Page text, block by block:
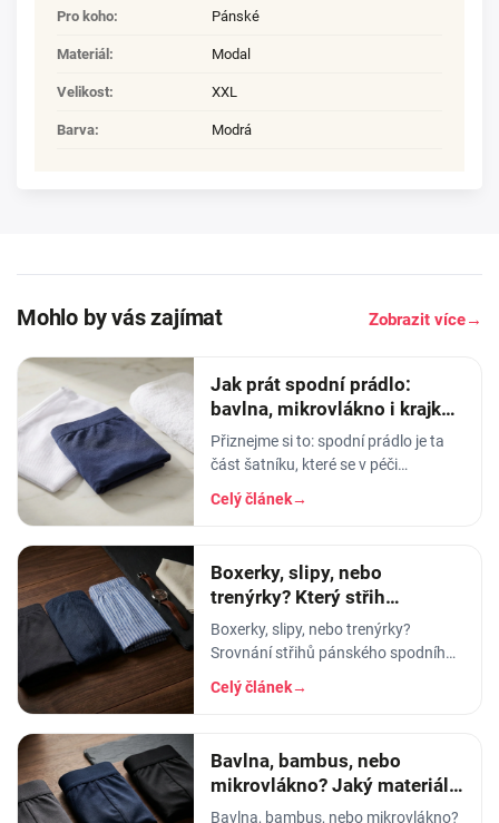
Pro koho: Pánské
Materiál : Modal
Velikost: XXL
Barva: Modrá
Mohlo by vás zajímat Zobrazit více→
Jak prát spodní prádlo:
bavlna, mikrovlákno i krajka,
aby vydrželo
Přiznejme si to: spodní prádlo je ta
část šatníku, které se v péči
věnujeme nejmíň. Hodíme ho do
pračky se vším ostatním, dáme
Celý článek→
Boxerky, slipy, nebo
trenýrky? Který střih
pánského prádla vybrat
Boxerky, slipy, nebo trenýrky?
Srovnání střihů pánského spodního
prádla - pohodlí, opora, pod jaké
kalhoty a na jakou příležitost se
Celý článek→
Bavlna, bambus, nebo
mikrovlákno? Jaký materiál
pánského prádla vybrat
Bavlna, bambus, nebo mikrovlákno?